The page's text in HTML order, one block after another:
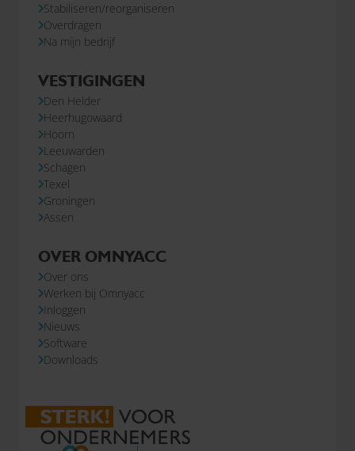
Stabiliseren/reorganiseren
Overdragen
Na mijn bedrijf
VESTIGINGEN
Den Helder
Heerhugowaard
Hoorn
Leeuwarden
Schagen
Texel
Groningen
Assen
OVER OMNYACC
Over ons
Werken bij Omnyacc
Inloggen
Nieuws
Software
Downloads